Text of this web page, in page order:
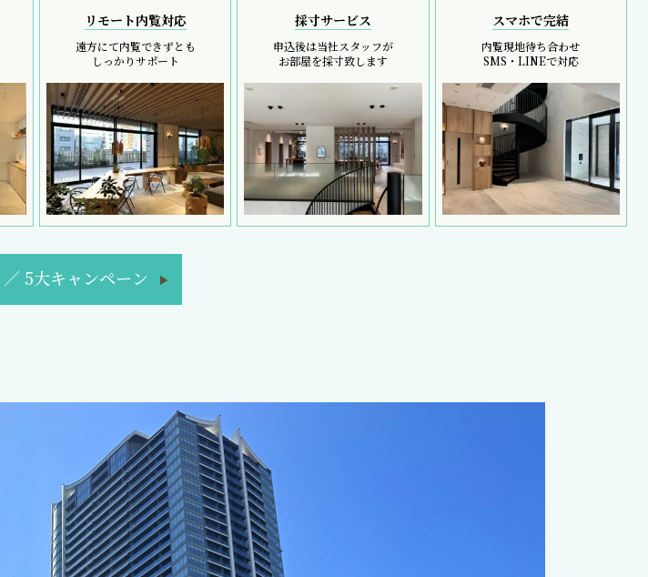
リモート内覧対応
遠方にて内覧できずとも
しっかりサポート
採寸サービス
申込後は当社スタッフが
お部屋を採寸致します
スマホで完結
内覧現地待ち合わせ
SMS・LINEで対応
／ 5大キャンペーン